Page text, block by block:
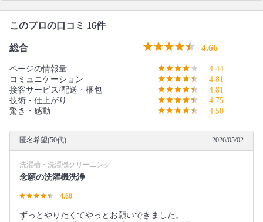
このプロの口コミ 16件
総合 4.66
ページの情報量
4.44
コミュニケーション
4.81
接客サービス/配送・梱包
4.81
技術・仕上がり
4.75
驚き・感動
4.50
匿名希望(50代) 2026/05/02
洗濯槽・洗濯機クリーニング
念願の洗濯機洗浄
4.60
ずっとやりたくてやっとお願いできました。